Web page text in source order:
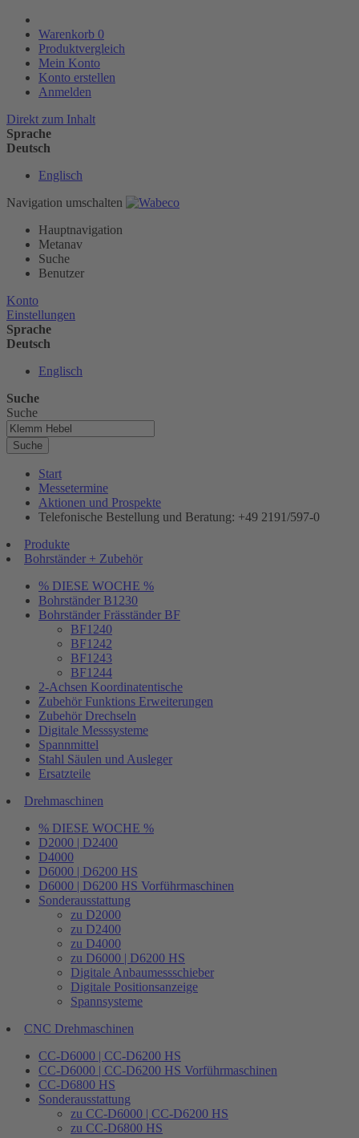
Warenkorb 0
Produktvergleich
Mein Konto
Konto erstellen
Anmelden
Direkt zum Inhalt
Sprache
Deutsch
Englisch
Navigation umschalten
Hauptnavigation
Metanav
Suche
Benutzer
Konto
Einstellungen
Sprache
Deutsch
Englisch
Suche
Suche
Suche
Start
Messetermine
Aktionen und Prospekte
Telefonische Bestellung und Beratung: +49 2191/597-0
Produkte
Bohrständer + Zubehör
% DIESE WOCHE %
Bohrständer B1230
Bohrständer Fräsständer BF
BF1240
BF1242
BF1243
BF1244
2-Achsen Koordinatentische
Zubehör Funktions Erweiterungen
Zubehör Drechseln
Digitale Messsysteme
Spannmittel
Stahl Säulen und Ausleger
Ersatzteile
Drehmaschinen
% DIESE WOCHE %
D2000 | D2400
D4000
D6000 | D6200 HS
D6000 | D6200 HS Vorführmaschinen
Sonderausstattung
zu D2000
zu D2400
zu D4000
zu D6000 | D6200 HS
Digitale Anbaumessschieber
Digitale Positionsanzeige
Spannsysteme
CNC Drehmaschinen
CC-D6000 | CC-D6200 HS
CC-D6000 | CC-D6200 HS Vorführmaschinen
CC-D6800 HS
Sonderausstattung
zu CC-D6000 | CC-D6200 HS
zu CC-D6800 HS